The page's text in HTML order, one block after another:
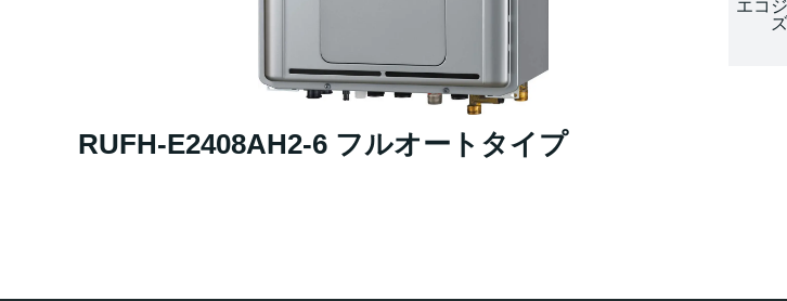
RUFH-E2408AH2-6 フルオートタイプ
エコ
ズ